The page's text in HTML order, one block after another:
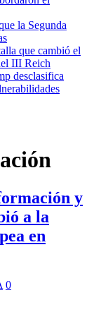
la Segunda
que cambió el
III Reich
desclasifica
y
a la
en
0